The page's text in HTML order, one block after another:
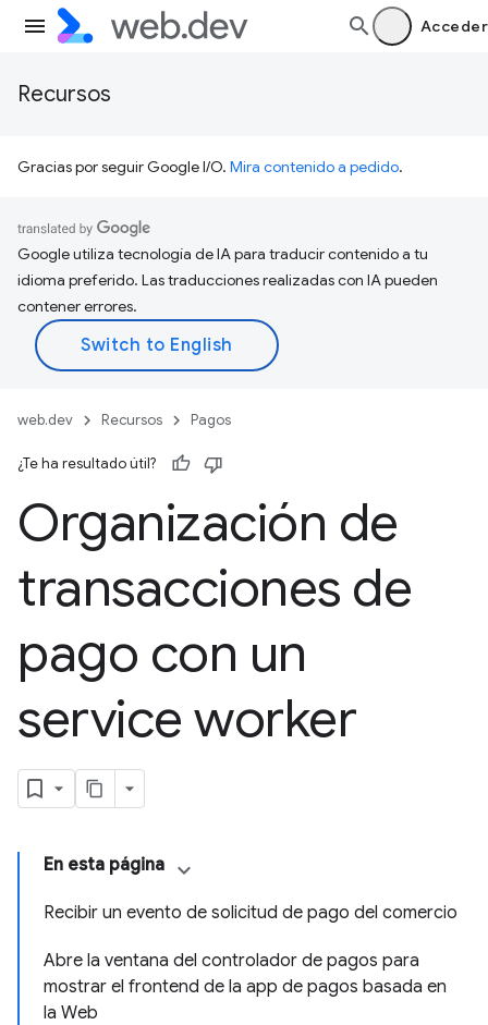
Acceder
Recursos
Gracias por seguir Google I/O. Mira contenido a pedido.
Google utiliza tecnología de IA para traducir contenido a tu
idioma preferido. Las traducciones realizadas con IA pueden
contener errores.
web.dev Recursos Pagos
¿Te ha resultado útil?
Organización de
transacciones de
pago con un
service worker
En esta página
Recibir un evento de solicitud de pago del comercio
Abre la ventana del controlador de pagos para
mostrar el frontend de la app de pagos basada en
la Web